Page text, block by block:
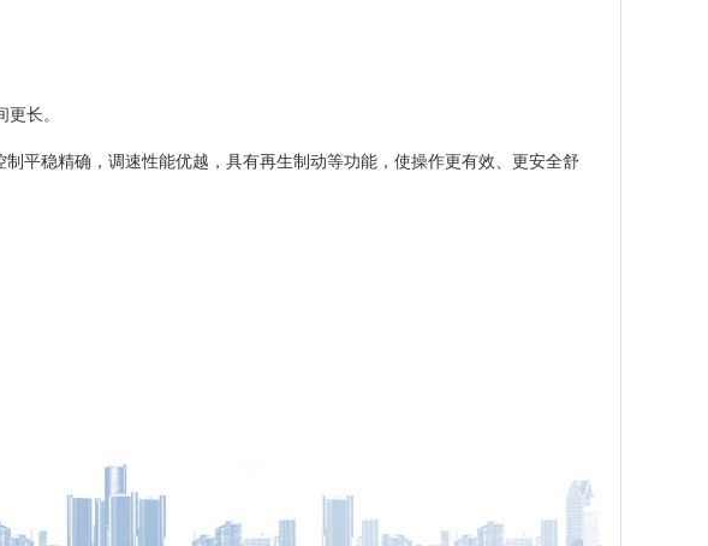
长。
平稳精确，调速性能优越，具有再生制动等功能，使操作更有效、更安全舒